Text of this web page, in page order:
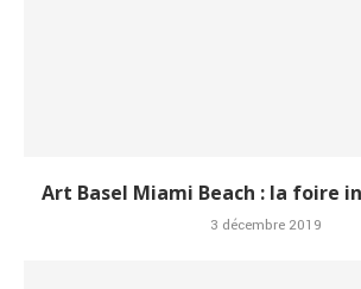
Art Basel Miami Beach : la foire
3 décembre 2019